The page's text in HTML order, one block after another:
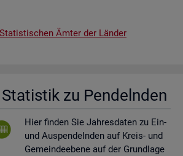
Ämter der Län­der
zu Pen­deln­den
Hier fin­den Sie Jah­res­da­ten zu Ein-
und Aus­pen­deln­den auf Kreis- und
Ge­mein­de­ebe­ne auf der Grund­la­ge